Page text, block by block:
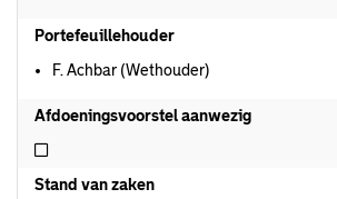
Portefeuillehouder
F. Achbar (Wethouder)
Afdoeningsvoorstel aanwezig
Niet afdoeningsvoorstel aanwezig
Stand van zaken